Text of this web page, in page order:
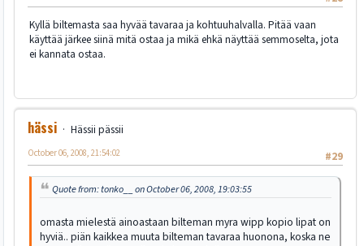
Kyllä biltemasta saa hyvää tavaraa ja kohtuuhalvalla. Pitää vaan
käyttää järkee siinä mitä ostaa ja mikä ehkä näyttää semmoselta, jota
ei kannata ostaa.
hässi
Hässii pässii
#29
October 06, 2008, 21:54:02
Quote from: tonko__ on October 06, 2008, 19:03:55
omasta mielestä ainoastaan bilteman myra wipp kopio lipat on
hyviä.. piän kaikkea muuta bilteman tavaraa huonona, koska ne